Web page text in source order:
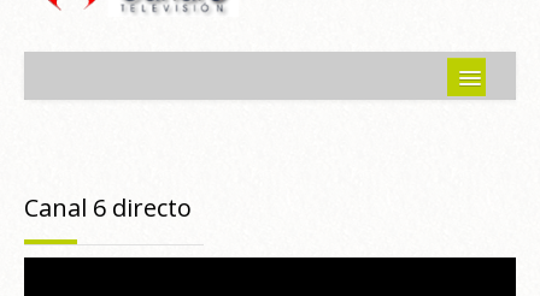
Programas emitidos
Canal 6 directo